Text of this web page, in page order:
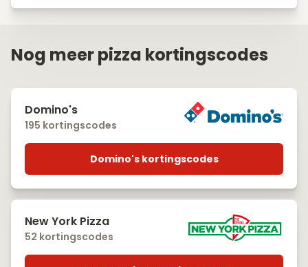
Nog meer pizza kortingscodes
Domino's
195 kortingscodes
Domino's kortingscodes
New York Pizza
52 kortingscodes